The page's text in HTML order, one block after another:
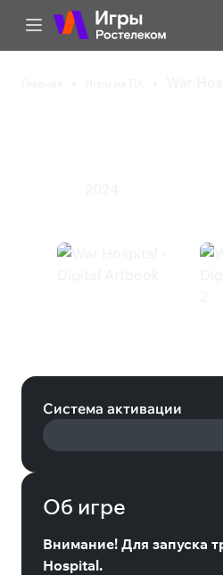
Система активации
Об игре
Внимание! Для запуска
Hospital.